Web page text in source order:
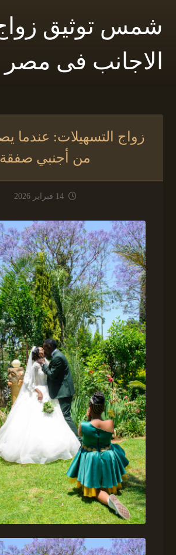
شمس توثيق
الاجانب فى مصر
زواج التسهيلات: عندما
من أجنبي صفقة
14 فبراير 2026